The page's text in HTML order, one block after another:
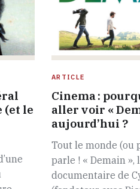
(et le
ARTICLE
Cinema :
aller voir «
aujourd’hui ?
Tout le monde (ou
parle ! « Demain »,
documentaire de